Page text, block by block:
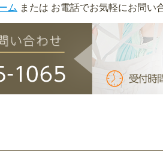
ム または お電話でお気軽にお問い